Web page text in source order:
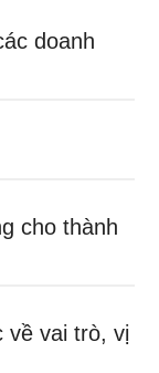
doanh
cho thành
về vai trò, vị